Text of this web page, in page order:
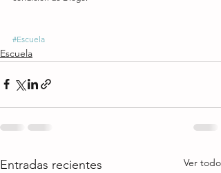
#Escuela
Escuela
Entradas recientes Ver todo